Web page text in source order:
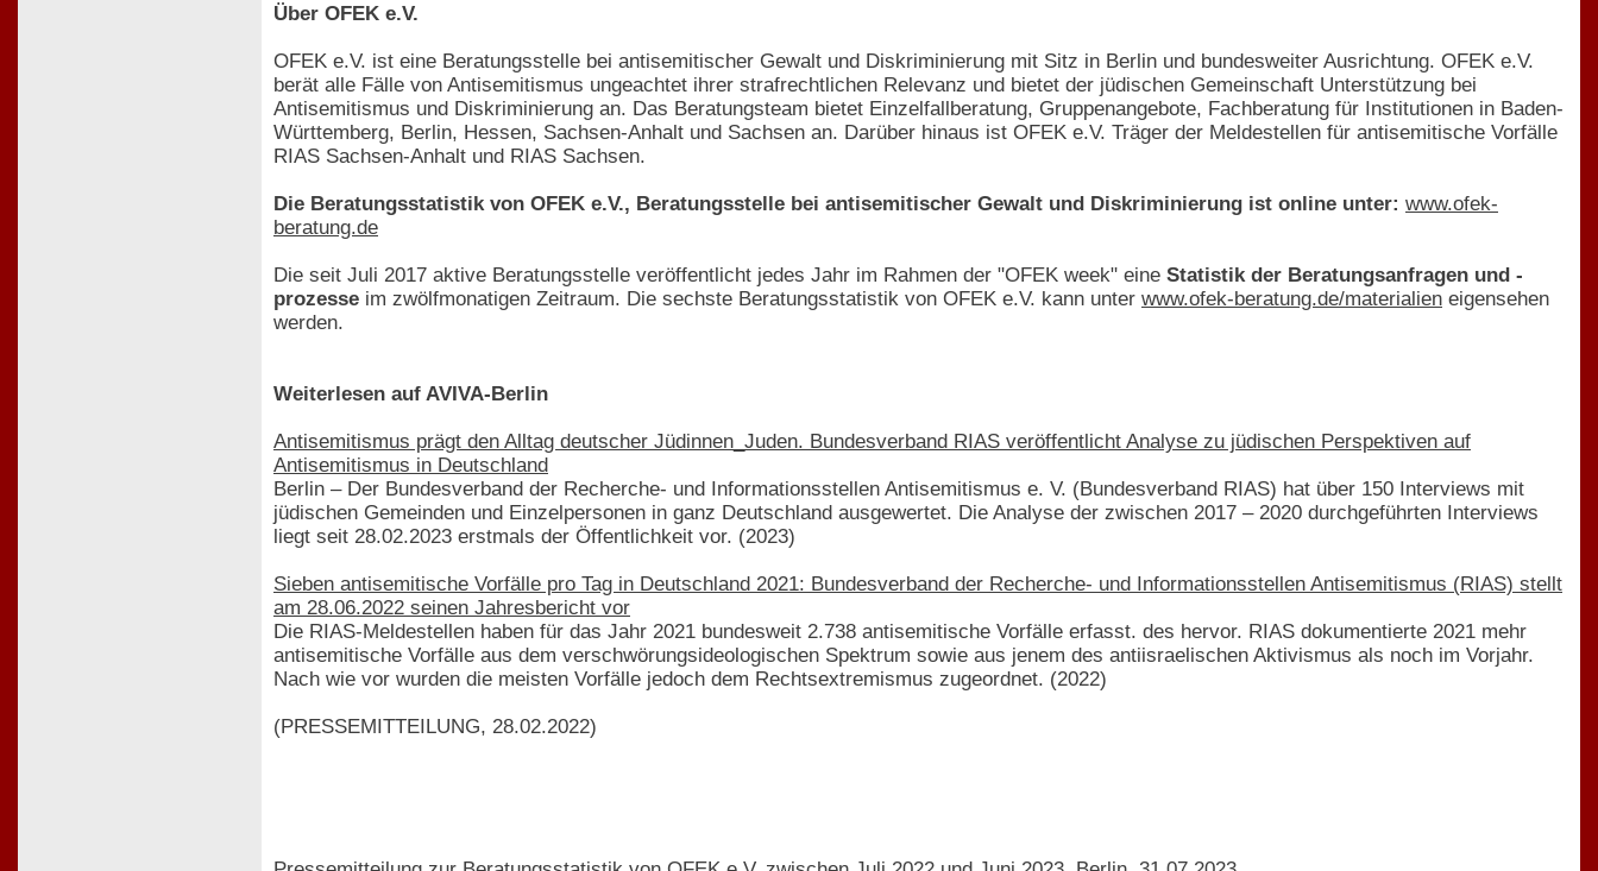
Über OFEK e.V.
OFEK e.V. ist eine Beratungsstelle bei antisemitischer Gewalt und Diskriminierung mit Sitz in Berlin und bundesweiter Ausrichtung. OFEK e.V.
berät alle Fälle von Antisemitismus ungeachtet ihrer strafrechtlichen Relevanz und bietet der jüdischen Gemeinschaft Unterstützung bei
Antisemitismus und Diskriminierung an. Das Beratungsteam bietet Einzelfallberatung, Gruppenangebote, Fachberatung für Institutionen in Baden-
Württemberg, Berlin, Hessen, Sachsen-Anhalt und Sachsen an. Darüber hinaus ist OFEK e.V. Träger der Meldestellen für antisemitische Vorfälle
RIAS Sachsen-Anhalt und RIAS Sachsen.
Die Beratungsstatistik von OFEK e.V., Beratungsstelle bei antisemitischer Gewalt und Diskriminierung ist online unter: www.ofek-
beratung.de
Die seit Juli 2017 aktive Beratungsstelle veröffentlicht jedes Jahr im Rahmen der "OFEK week" eine Statistik der Beratungsanfragen und -
prozesse im zwölfmonatigen Zeitraum. Die sechste Beratungsstatistik von OFEK e.V. kann unter www.ofek-beratung.de/materialien eigensehen
werden.
Weiterlesen auf AVIVA-Berlin
Antisemitismus prägt den Alltag deutscher Jüdinnen_Juden. Bundesverband RIAS veröffentlicht Analyse zu jüdischen Perspektiven auf
Antisemitismus in Deutschland
Berlin – Der Bundesverband der Recherche- und Informationsstellen Antisemitismus e. V. (Bundesverband RIAS) hat über 150 Interviews mit
jüdischen Gemeinden und Einzelpersonen in ganz Deutschland ausgewertet. Die Analyse der zwischen 2017 – 2020 durchgeführten Interviews
liegt seit 28.02.2023 erstmals der Öffentlichkeit vor. (2023)
Sieben antisemitische Vorfälle pro Tag in Deutschland 2021: Bundesverband der Recherche- und Informationsstellen Antisemitismus (RIAS) stellt
am 28.06.2022 seinen Jahresbericht vor
Die RIAS-Meldestellen haben für das Jahr 2021 bundesweit 2.738 antisemitische Vorfälle erfasst. des hervor. RIAS dokumentierte 2021 mehr
antisemitische Vorfälle aus dem verschwörungsideologischen Spektrum sowie aus jenem des antiisraelischen Aktivismus als noch im Vorjahr.
Nach wie vor wurden die meisten Vorfälle jedoch dem Rechtsextremismus zugeordnet. (2022)
(PRESSEMITTEILUNG, 28.02.2022)